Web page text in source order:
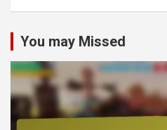
You may Missed